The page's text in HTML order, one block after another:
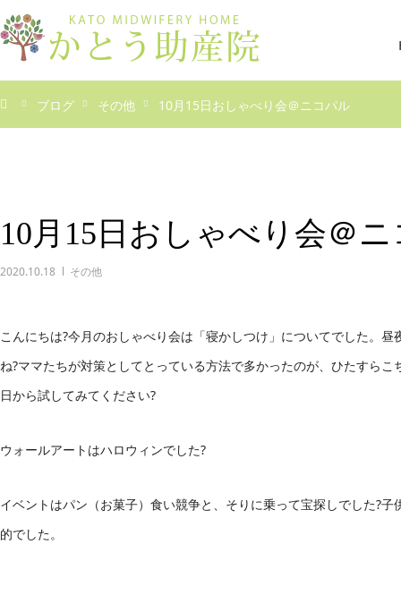
ブログ その他 10月15日おしゃべり会＠ニコパル
10月15日おしゃべり会＠
2020.10.18 その他
こんにちは?今月のおしゃべり会は「寝かしつけ」についてでした。
ね?ママたちが対策としてとっている方法で多かったのが、ひたすら
日から試してみてください?
ウォールアートはハロウィンでした?
イベントはパン（お菓子）食い競争と、そりに乗って宝探しでした?
的でした。